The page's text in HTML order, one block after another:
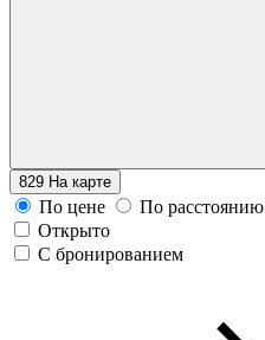
829 На карте
По цене
По расстоянию
Открыто
С бронированием